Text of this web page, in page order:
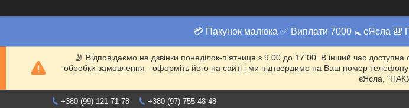
💳 Пакунок малюка ✅ Виплати 7000 🚼 єЯсла 🎒
🤳 Відповідаємо на дзвінки понеділок-п'ятниця з 9.00 до 17.00. В інший час
обробки замовлення - оформіть його на сайті і ми підтвердимо на Ваш номер
єЯсла,
+380 (99) 121-71-78 +380 (97) 755-48-48